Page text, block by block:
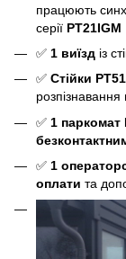
працюють
серії РТ21IGM
✅ 1 виїзд із
✅ Стійки
✅ 1
✅ 1
оплати та